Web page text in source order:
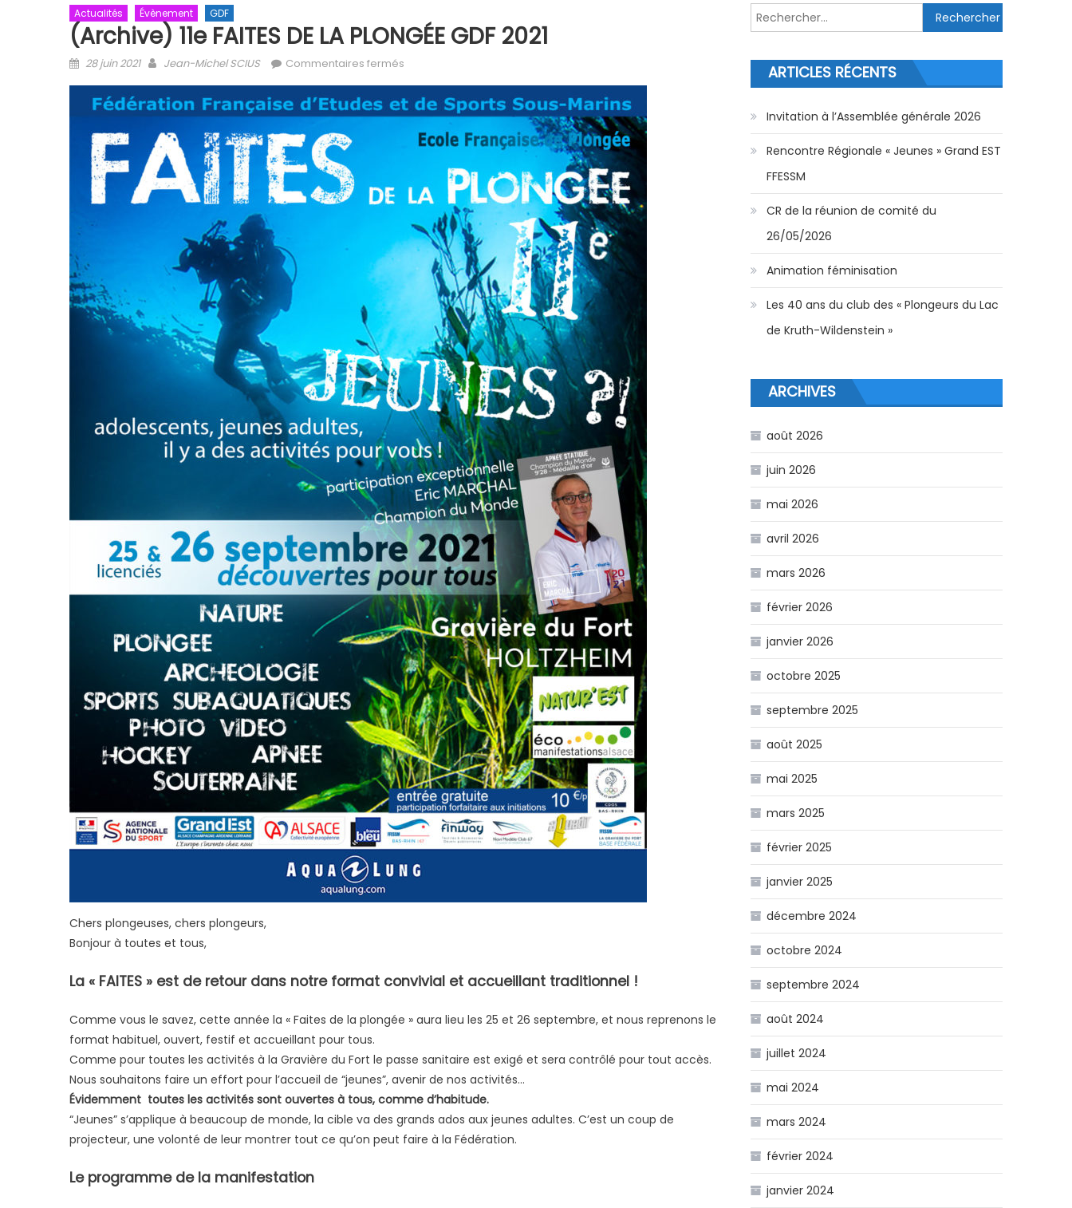
Actualités Évènement GDF
(Archive) 11e FAITES DE LA PLONGÉE GDF 2021
Posted on
28 juin 2021 Author
Jean-Michel SCIUS Commentaires fermés
Chers plongeuses, chers plongeurs,
Bonjour à toutes et tous,
La « FAITES » est de retour dans notre format convivial et accueillant traditionnel !
Comme vous le savez, cette année la « Faites de la plongée » aura lieu les 25 et 26 septembre, et nous reprenons le
format habituel, ouvert, festif et accueillant pour tous.
Comme pour toutes les activités à la Gravière du Fort le passe sanitaire est exigé et sera contrôlé pour tout accès.
Nous souhaitons faire un effort pour l’accueil de “jeunes”, avenir de nos activités…
Évidemment toutes les activités sont ouvertes à tous, comme d’habitude.
“Jeunes” s’applique à beaucoup de monde, la cible va des grands ados aux jeunes adultes. C’est un coup de
projecteur, une volonté de leur montrer tout ce qu’on peut faire à la Fédération.
Le programme de la manifestation
Rechercher :
ARTICLES RÉCENTS
Invitation à l’Assemblée générale 2026
Rencontre Régionale « Jeunes » Grand EST
FFESSM
CR de la réunion de comité du
26/05/2026
Animation féminisation
Les 40 ans du club des « Plongeurs du Lac
de Kruth-Wildenstein »
ARCHIVES
août 2026
juin 2026
mai 2026
avril 2026
mars 2026
février 2026
janvier 2026
octobre 2025
septembre 2025
août 2025
mai 2025
mars 2025
février 2025
janvier 2025
décembre 2024
octobre 2024
septembre 2024
août 2024
juillet 2024
mai 2024
mars 2024
février 2024
janvier 2024